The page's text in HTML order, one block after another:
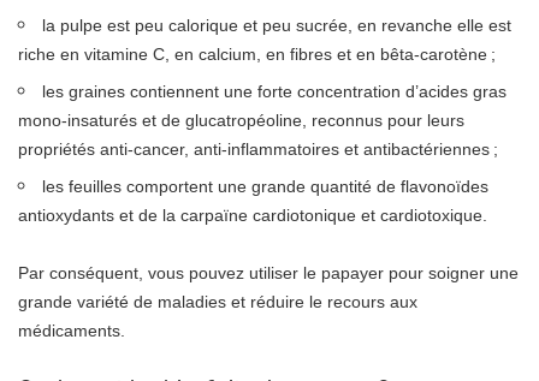
la pulpe est peu calorique et peu sucrée, en revanche elle est
riche en vitamine C, en calcium, en fibres et en bêta-carotène ;
les graines contiennent une forte concentration d’acides gras
mono-insaturés et de glucatropéoline, reconnus pour leurs
propriétés anti-cancer, anti-inflammatoires et antibactériennes ;
les feuilles comportent une grande quantité de flavonoïdes
antioxydants et de la carpaïne cardiotonique et cardiotoxique.
Par conséquent, vous pouvez utiliser le papayer pour soigner une
grande variété de maladies et réduire le recours aux
médicaments.